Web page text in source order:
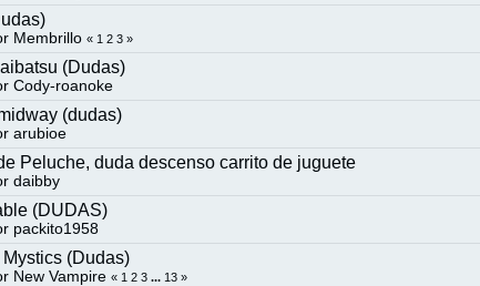
Membrillo « 1 2 3 »
(Dudas)
Cody-roanoke
(dudas)
arubioe
Peluche, duda descenso carrito de juguete
daibby
(DUDAS)
packito1958
Mystics (Dudas)
New Vampire « 1 2 3 ... 13 »